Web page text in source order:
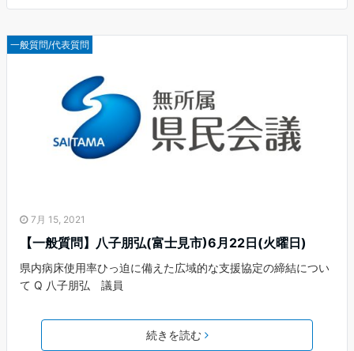
一般質問/代表質問
7月 15, 2021
【一般質問】八子朋弘(富士見市)6月22日(火曜日)
県内病床使用率ひっ迫に備えた広域的な支援協定の締結につい
て Q 八子朋弘 議員
続きを読む